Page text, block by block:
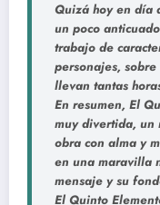
Quizá hoy en día
un poco
trabajo de
personajes,
llevan tantas
En resumen, El
muy divertida, un
obra con alma y
en una maravilla
mensaje y su
El Quinto